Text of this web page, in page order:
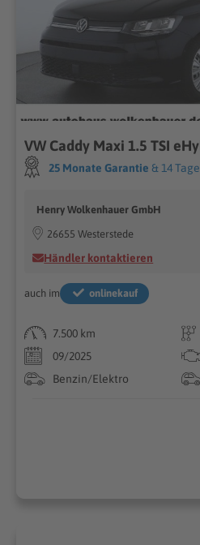
25 Monate Garantie & 14
Henry Wolkenhauer GmbH
26655 Westerstede
Händler kontaktieren
auch im onlinekauf
7.500 km
09/2025
Benzin/Elektro